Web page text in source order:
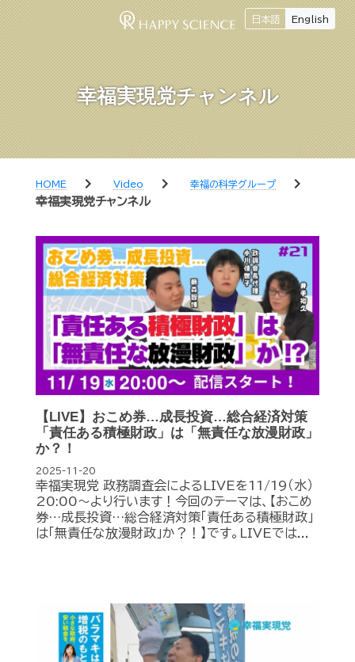
日本語 English
幸福実現党チャンネル
HOME chevron_right Video chevron_right 幸福の科学グループ chevron_right
幸福実現党チャンネル
【LIVE】おこめ券…成長投資…総合経済対策
「責任ある積極財政」は「無責任な放漫財政」
か？！
2025-11-20
幸福実現党 政務調査会によるLIVEを11/19（水）
20:00〜より行います！今回のテーマは、【おこめ
券…成長投資…総合経済対策「責任ある積極財政」
は「無責任な放漫財政」か？！】です。LIVEでは...